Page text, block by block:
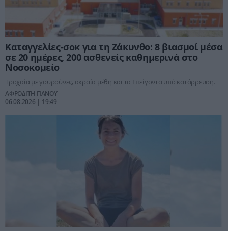
Καταγγελίες-σοκ για τη Ζάκυνθο: 8 βιασμοί μέσα
σε 20 ημέρες, 200 ασθενείς καθημερινά στο
Νοσοκομείο
Τροχαία με γουρούνες, ακραία μέθη και τα Επείγοντα υπό κατάρρευση.
ΑΦΡΟΔΙΤΗ ΠΑΝΟΥ
06.08.2026 | 19:49